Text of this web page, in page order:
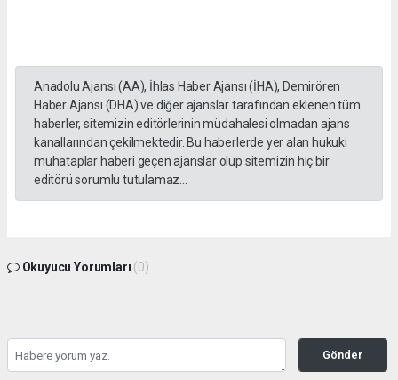
Anadolu Ajansı (AA), İhlas Haber Ajansı (İHA), Demirören
Haber Ajansı (DHA) ve diğer ajanslar tarafından eklenen tüm
haberler, sitemizin editörlerinin müdahalesi olmadan ajans
kanallarından çekilmektedir. Bu haberlerde yer alan hukuki
muhataplar haberi geçen ajanslar olup sitemizin hiç bir
editörü sorumlu tutulamaz...
Okuyucu Yorumları (0)
Gönder